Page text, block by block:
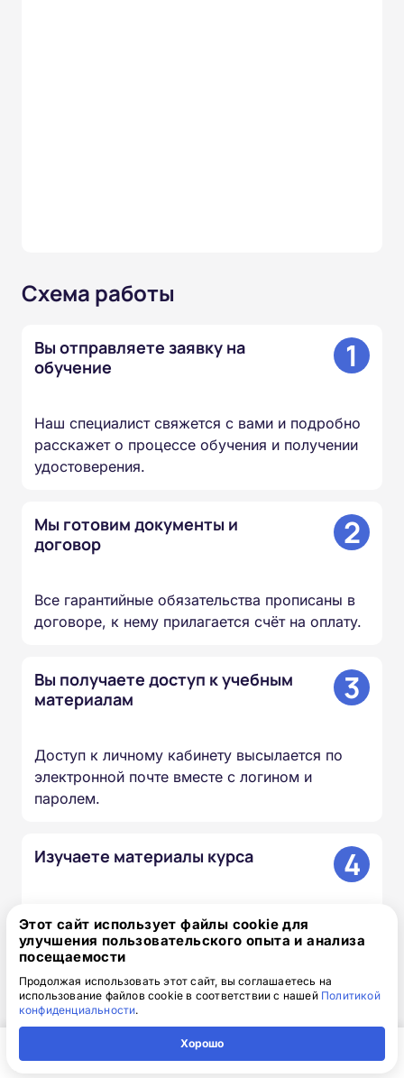
Схема работы
Вы отправляете заявку на
обучение
1
Наш специалист свяжется с вами и подробно
расскажет о процессе обучения и получении
удостоверения.
Мы готовим документы и
договор
2
Все гарантийные обязательства прописаны в
договоре, к нему прилагается счёт на оплату.
Вы получаете доступ к учебным
материалам
3
Доступ к личному кабинету высылается по
электронной почте вместе с логином и
паролем.
Изучаете материалы курса 4
презентации, сдаёте итоговый тест — в
удобное для вас время и темпе.
Мы вносим сведения в ФИС
ФРДО
5
Этот сайт использует файлы cookie для
улучшения пользовательского опыта и анализа
посещаемости
Продолжая использовать этот сайт, вы соглашаетесь на
использование файлов cookie в соответствии с нашей Политикой
конфиденциальности.
Хорошо